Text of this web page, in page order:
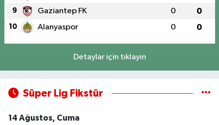
9 Gaziantep FK 0 0
10 Alanyaspor 0 0
Detaylar için tıklayın
Süper Lig Fikstür
14 Ağustos, Cuma